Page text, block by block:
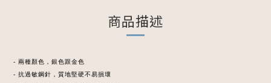
商品描述
- 兩種顏色，銀色跟金色
- 抗過敏鋼針，質地堅硬不易損壞